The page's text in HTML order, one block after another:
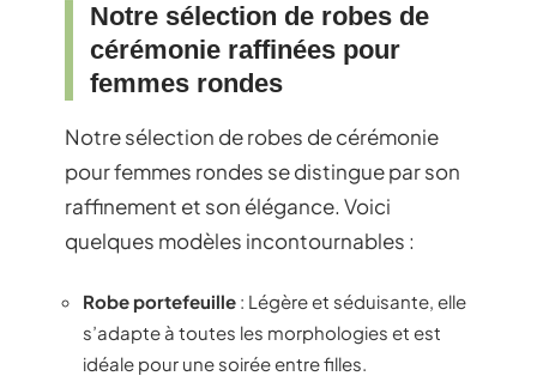
Notre sélection de robes de
cérémonie raffinées pour
femmes rondes
Notre sélection de robes de cérémonie
pour femmes rondes se distingue par son
raffinement et son élégance. Voici
quelques modèles incontournables :
Robe portefeuille : Légère et séduisante, elle
s’adapte à toutes les morphologies et est
idéale pour une soirée entre filles.